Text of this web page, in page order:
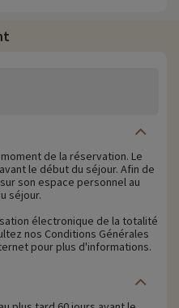
de la réservation. Le
le début du séjour. Afin de
son espace personnel au
séjour.
électronique de la totalité
nos Conditions Générales
pour plus d'informations.